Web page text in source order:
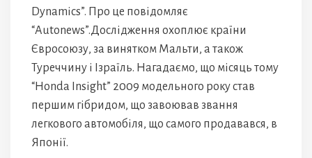
Dynamics”. Про це повідомляє
“Аutonews”.Дослідження охоплює країни
Євросоюзу, за винятком Мальти, а також
Туреччину і Ізраїль. Нагадаємо, що місяць тому
“Honda Insight” 2009 модельного року став
першим гібридом, що завоював звання
легкового автомобіля, що самого продавався, в
Японії.